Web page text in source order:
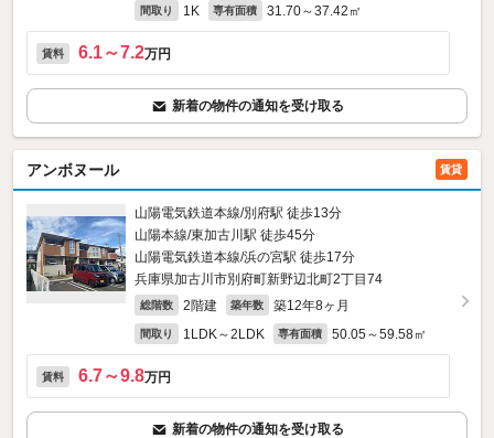
間取り 1K 専有面積 31.70～37.42㎡
賃料 6.1～7.2万円
新着の物件の通知を受け取る
アンボヌール 賃貸
山陽電気鉄道本線/別府駅 徒歩13分
山陽本線/東加古川駅 徒歩45分
山陽電気鉄道本線/浜の宮駅 徒歩17分
兵庫県加古川市別府町新野辺北町2丁目74
総階数 2階建 築年数 築12年8ヶ月
間取り 1LDK～2LDK 専有面積 50.05～59.58㎡
賃料 6.7～9.8万円
新着の物件の通知を受け取る